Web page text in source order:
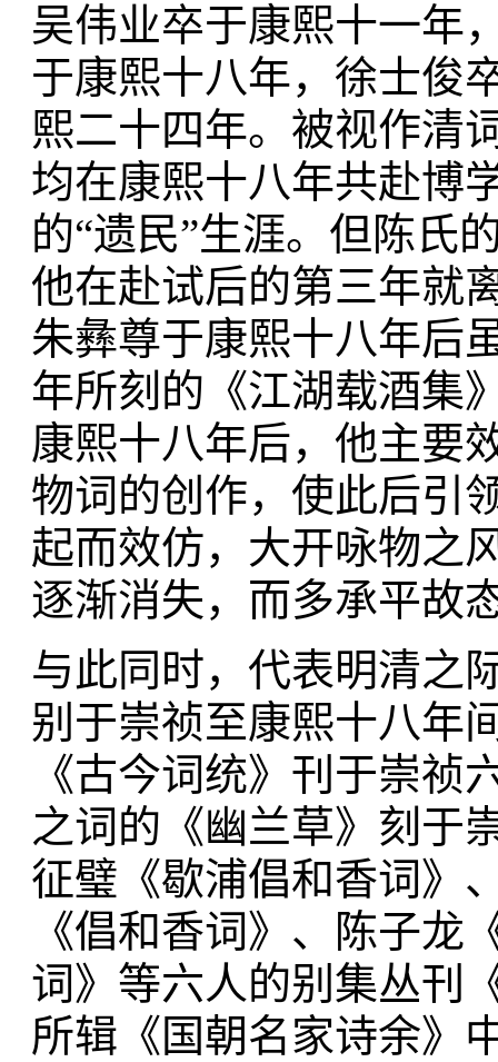
吴伟业卒于康熙十一年
于康熙十八年，徐士俊
熙二十四年。被视作清
均在康熙十八年共赴博
的“遗民”生涯。但陈氏
他在赴试后的第三年就
朱彝尊于康熙十八年后
年所刻的《江湖载酒集
康熙十八年后，他主要
物词的创作，使此后引
起而效仿，大开咏物之
逐渐消失，而多承平故
与此同时，代表明清之
别于崇祯至康熙十八年
《古今词统》刊于崇祯
之词的《幽兰草》刻于
征璧《歇浦倡和香词》
《倡和香词》、陈子龙
词》等六人的别集丛刊
所辑《国朝名家诗余》